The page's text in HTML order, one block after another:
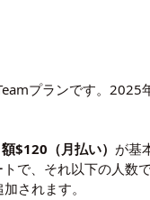
プランです。
$120（月払い） が基
で、それ以下の人数
されます。